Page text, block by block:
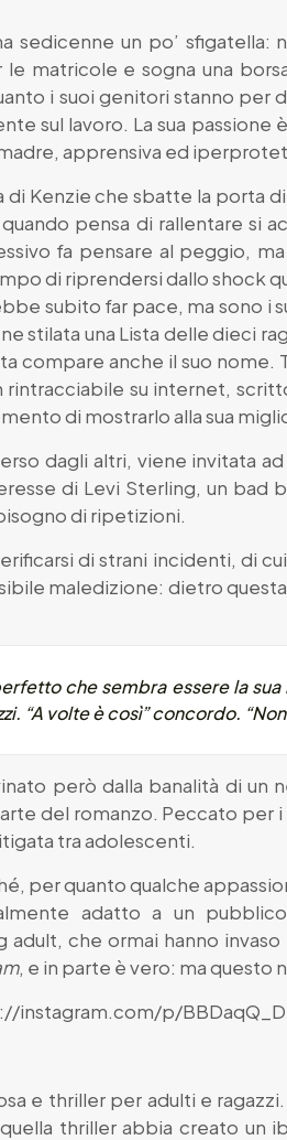
sedicenne un po’ sfigatella:
matricole e sogna una
i suoi genitori stanno per
sul lavoro. La sua
apprensiva ed
di Kenzie che sbatte la porta
pensa di rallentare si
fa pensare al peggio,
di riprendersi dallo shock
subito far pace, ma sono i
stilata una Lista delle dieci
compare anche il suo
rintracciabile su internet,
di mostrarlo alla sua
dagli altri, viene invitata
di Levi Sterling, un
di ripetizioni.
di strani incidenti, di
maledizione: dietro
che sembra essere la
“A volte è così” concordo.
però dalla banalità di un
del romanzo. Peccato per
tra adolescenti.
per quanto qualche
adatto a un
che ormai hanno
, e in parte è vero: ma questo
instagram.com/p/
e thriller per adulti e ragazzi.
thriller abbia creato un